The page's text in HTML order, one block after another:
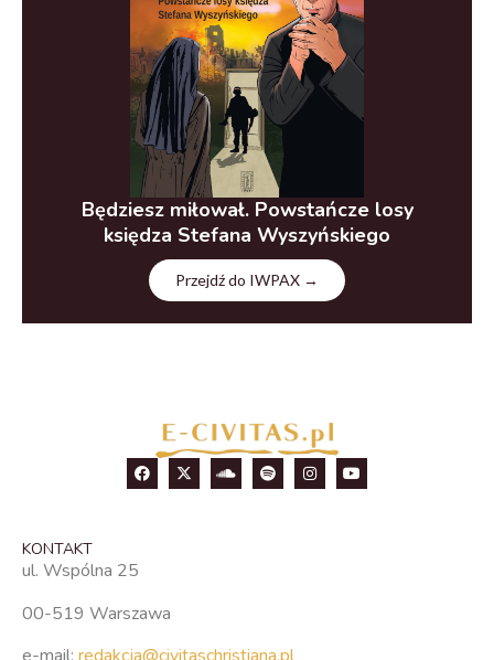
Będziesz miłował. Powstańcze losy
księdza Stefana Wyszyńskiego
Przejdź do IWPAX →
KONTAKT
ul. Wspólna 25
00-519 Warszawa